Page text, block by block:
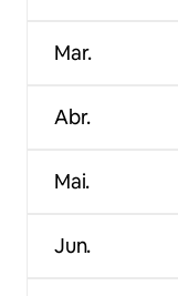
Mar.
Abr.
Mai.
Jun.